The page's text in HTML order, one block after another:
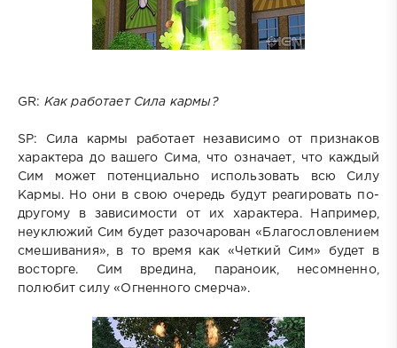
GR: Как работает Сила кармы?
SP: Сила кармы работает независимо от признаков
характера до вашего Сима, что означает, что каждый
Сим может потенциально использовать всю Силу
Кармы. Но они в свою очередь будут реагировать по-
другому в зависимости от их характера. Например,
неуклюжий Сим будет разочарован «Благословлением
смешивания», в то время как «Четкий Сим» будет в
восторге. Сим вредина, параноик, несомненно,
полюбит силу «Огненного смерча».